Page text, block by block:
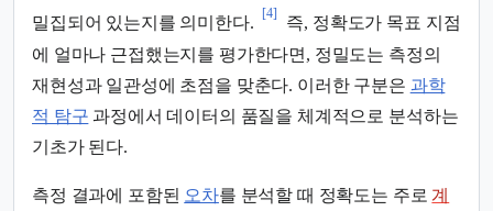
밀집되어 있는지를 의미한다.
[4]
즉, 정확도가 목표 지점
에 얼마나 근접했는지를 평가한다면, 정밀도는 측정의
재현성과 일관성에 초점을 맞춘다. 이러한 구분은 과학
적 탐구 과정에서 데이터의 품질을 체계적으로 분석하는
기초가 된다.
측정 결과에 포함된 오차를 분석할 때 정확도는 주로 계